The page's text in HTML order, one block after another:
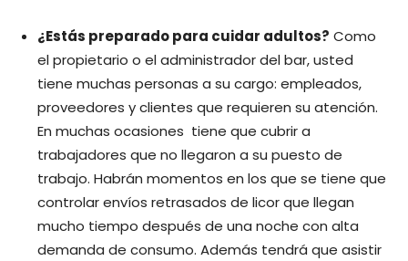
¿Estás preparado para cuidar adultos? Como
el propietario o el administrador del bar, usted
tiene muchas personas a su cargo: empleados,
proveedores y clientes que requieren su atención.
En muchas ocasiones tiene que cubrir a
trabajadores que no llegaron a su puesto de
trabajo. Habrán momentos en los que se tiene que
controlar envíos retrasados de licor que llegan
mucho tiempo después de una noche con alta
demanda de consumo. Además tendrá que asistir